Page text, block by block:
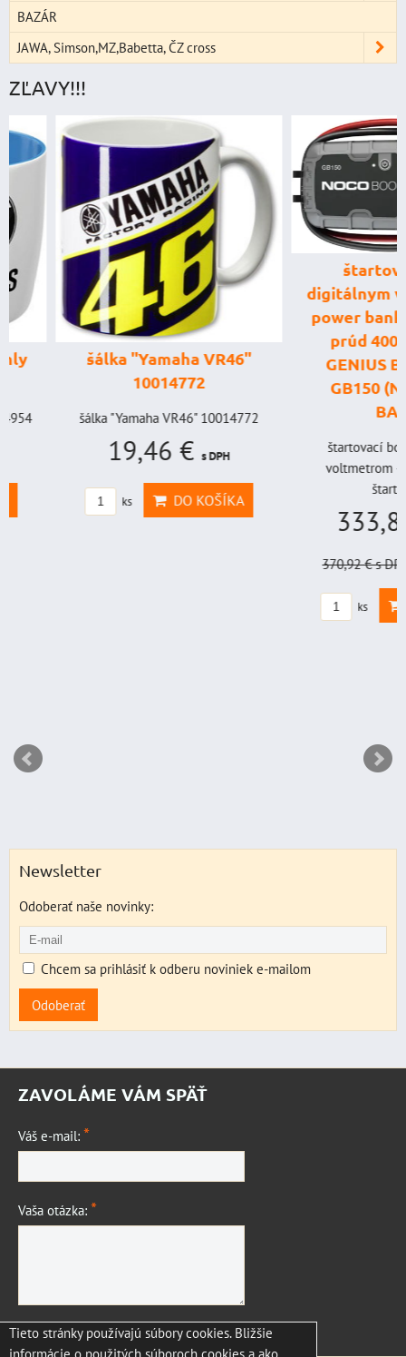
BAZÁR
JAWA, Simson,MZ,Babetta, ČZ cross
ZĽAVY!!!
šálka "Yamaha VR46"
10014772
šálka "Yamaha VR46" 10014772
19,46 €s DPH
DO KOŠÍKA
štartovací
digitálnym
power banka,
prúd 4000 A,
GENIUS BOOST
GB150 (NOCO
BAT998
štartovací box s
voltmetrom + power
štartovací...
333,83 €
370,92 €s DPH Zľava
DO
Newsletter
Odoberať naše novinky:
Chcem sa prihlásiť k odberu noviniek e-mailom
Odoberať
ZAVOLÁME VÁM SPÄŤ
Váš e-mail: *
Vaša otázka: *
Odoslať
Tieto stránky používajú súbory cookies. Bližšie
informácie o použitých súboroch cookies a ako